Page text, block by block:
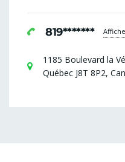
819*******
1185 Boulevard la
Québec J8T 8P2,